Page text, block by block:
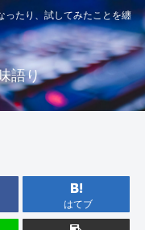
ったり、試してみたことを纏
語り
はてブ